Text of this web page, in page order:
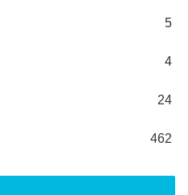
5
4
24
462